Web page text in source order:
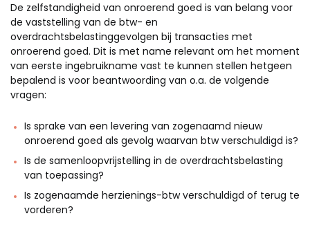
De zelfstandigheid van onroerend goed is van belang voor
de vaststelling van de btw- en
overdrachtsbelastinggevolgen bij transacties met
onroerend goed. Dit is met name relevant om het moment
van eerste ingebruikname vast te kunnen stellen hetgeen
bepalend is voor beantwoording van o.a. de volgende
vragen:
Is sprake van een levering van zogenaamd nieuw
onroerend goed als gevolg waarvan btw verschuldigd is?
Is de samenloopvrijstelling in de overdrachtsbelasting
van toepassing?
Is zogenaamde herzienings-btw verschuldigd of terug te
vorderen?